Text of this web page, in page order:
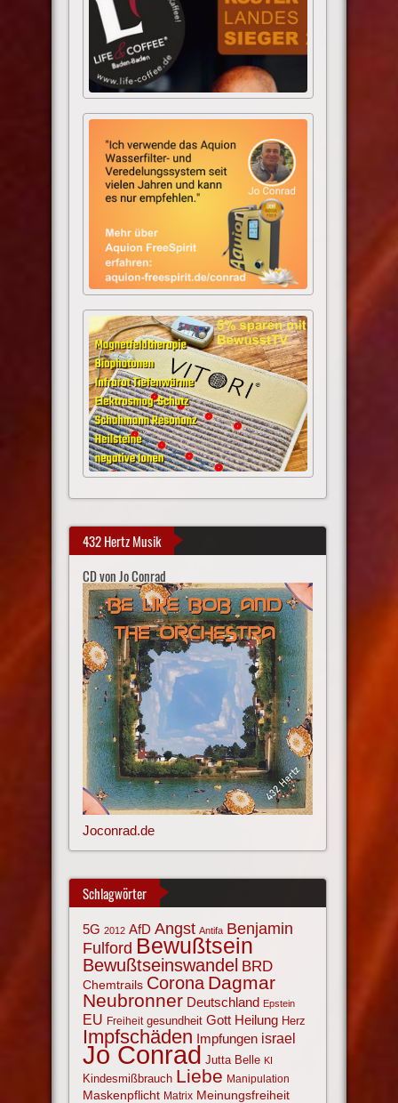
432 Hertz Musik
CD von Jo Conrad
Joconrad.de
Schlagwörter
5G 2012 AfD Angst Antifa Benjamin
Fulford Bewußtsein
Bewußtseinswandel BRD
Chemtrails Corona Dagmar
Neubronner Deutschland Epstein
EU Freiheit gesundheit Gott Heilung Herz
Impfschäden Impfungen israel
Jo Conrad Jutta Belle KI
Kindesmißbrauch Liebe Manipulation
Maskenpflicht Matrix Meinungsfreiheit